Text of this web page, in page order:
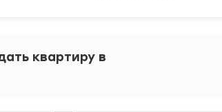
укриттям. Поруч школи,
10 80 Valion.ua/1130766
квартиру в